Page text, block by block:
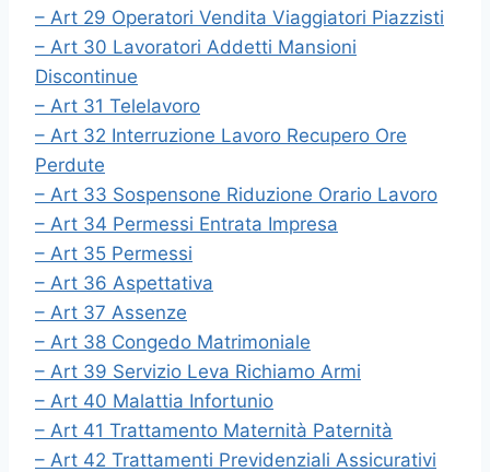
– Art 29 Operatori Vendita Viaggiatori Piazzisti
– Art 30 Lavoratori Addetti Mansioni
Discontinue
– Art 31 Telelavoro
– Art 32 Interruzione Lavoro Recupero Ore
Perdute
– Art 33 Sospensone Riduzione Orario Lavoro
– Art 34 Permessi Entrata Impresa
– Art 35 Permessi
– Art 36 Aspettativa
– Art 37 Assenze
– Art 38 Congedo Matrimoniale
– Art 39 Servizio Leva Richiamo Armi
– Art 40 Malattia Infortunio
– Art 41 Trattamento Maternità Paternità
– Art 42 Trattamenti Previdenziali Assicurativi